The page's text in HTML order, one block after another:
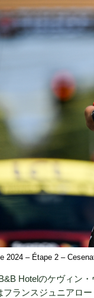
2024 – Étape 2 –
Hotelのケヴィン
フランスジュニアロ